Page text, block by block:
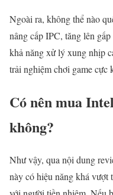
Ngoài ra, không thể nào
nâng cấp IPC, tăng lên
khả năng xử lý xung nhịp
trải nghiệm chơi game cực
Có nên mua
không?
Như vậy, qua nội dung
này có hiệu năng khá vượt